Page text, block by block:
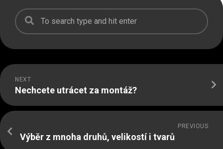
NEXT
Nechcete utrácet za montáž?
PREVIOUS
Výběr z mnoha druhů, velikostí i tvarů